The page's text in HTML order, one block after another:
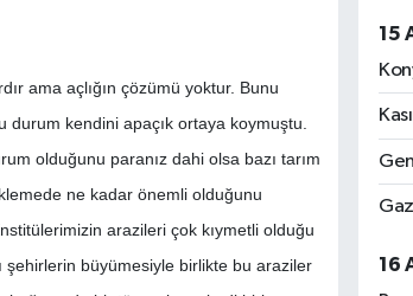
ama açlığın çözümü yoktur. Bunu
kendini apaçık ortaya koymuştu.
olduğunu paranız dahi olsa bazı tarım
ne kadar önemli olduğunu
arazileri çok kıymetli olduğu
şehirlerin büyümesiyle birlikte bu araziler
15
16